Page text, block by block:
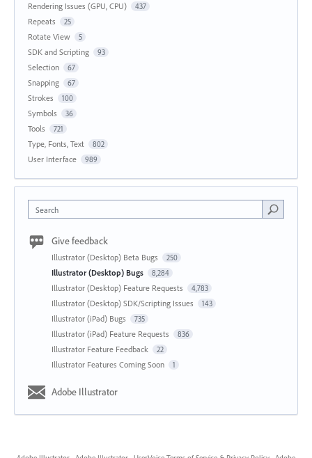
Rendering Issues (GPU, CPU) 437
Repeats 25
Rotate View 5
SDK and Scripting 93
Selection 67
Snapping 67
Strokes 100
Symbols 36
Tools 721
Type, Fonts, Text 802
User Interface 989
Search
Give feedback
Illustrator (Desktop) Beta Bugs 250
Illustrator (Desktop) Bugs 8,284
Illustrator (Desktop) Feature Requests 4,783
Illustrator (Desktop) SDK/Scripting Issues 143
Illustrator (iPad) Bugs 735
Illustrator (iPad) Feature Requests 836
Illustrator Feature Feedback 22
Illustrator Features Coming Soon 1
Adobe Illustrator